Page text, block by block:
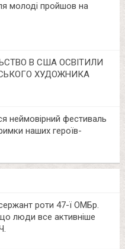
молоді пройшов на
В США ОСВІТИЛИ
ХУДОЖНИКА
неймовірний фестиваль
наших героїв-
роти 47-ї ОМБр.
люди все активніше